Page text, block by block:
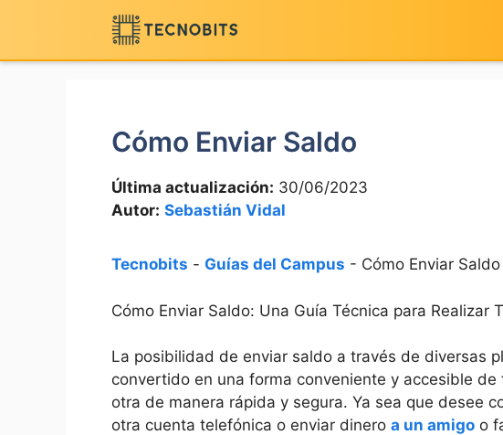
contenido
Cómo Enviar Saldo
Última actualización: 30/06/2023
Autor: Sebastián Vidal
Tecnobits - Guías del Campus - Cómo Enviar Saldo
Cómo Enviar Saldo: Una Guía Técnica para Realizar
La posibilidad de enviar saldo a través de diversas
convertido en una forma conveniente y accesible
otra de manera rápida y segura. Ya sea que desee
otra cuenta telefónica o enviar dinero a un amigo o